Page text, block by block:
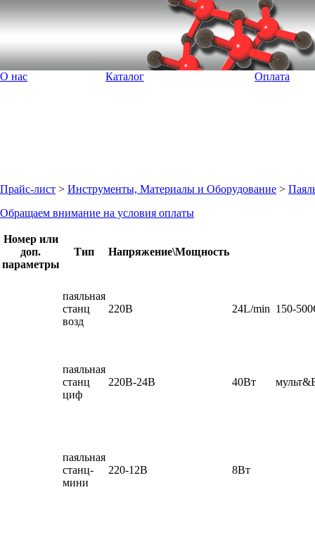
О нас Каталог Оплата
Прайс-лист > Инструменты, Материалы и Оборудование >
Обращаем внимание на условия оплаты
Номер или
доп.
параметры
Тип Напряжение\Мощность
паяльная
станц
возд
220В 24L/min 150-
паяльная
станц
циф
220В-24В 40Вт
паяльная
станц-
мини
220-12В 8Вт